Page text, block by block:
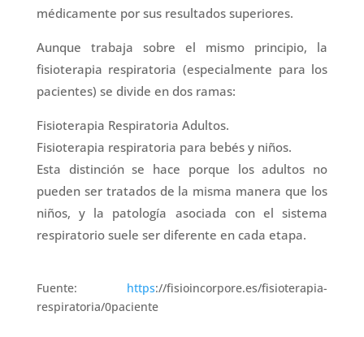
médicamente por sus resultados superiores.
Aunque trabaja sobre el mismo principio, la
fisioterapia respiratoria (especialmente para los
pacientes) se divide en dos ramas:
Fisioterapia Respiratoria Adultos.
Fisioterapia respiratoria para bebés y niños.
Esta distinción se hace porque los adultos no
pueden ser tratados de la misma manera que los
niños, y la patología asociada con el sistema
respiratorio suele ser diferente en cada etapa.
Fuente: https://fisioincorpore.es/fisioterapia-
respiratoria/0paciente